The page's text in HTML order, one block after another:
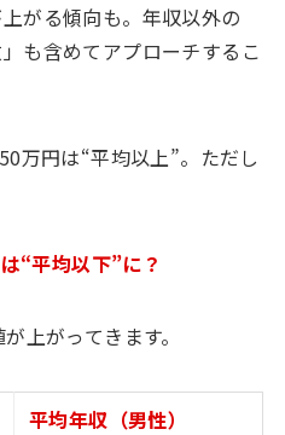
がる傾向も。年収以外の
も含めてアプローチするこ
万円は“平均以上”。ただし
“平均以下”に？
上がってきます。
平均年収（男性）